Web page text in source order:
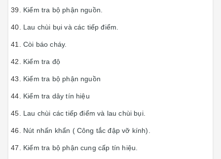
Kiểm tra bộ phận nguồn.
Lau chùi bụi và các tiếp điểm.
Còi báo cháy.
Kiểm tra độ
Kiểm tra bộ phận nguồn
Kiểm tra dây tín hiệu
Lau chùi các tiếp điểm và lau chùi bụi.
Nút nhấn khẩn ( Công tắc đập vỡ kính).
Kiểm tra bộ phận cung cấp tín hiệu.